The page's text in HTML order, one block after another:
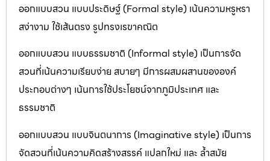
ออกแบบสวน แบบประดิษฐ์ (Formal style) เน้นความหรูหรา
สง่างาม ใช้เส้นตรง รูปทรงเรขาคณิต
ออกแบบสวน แบบธรรมชาติ (Informal style) เป็นการจัด
สวนที่เน้นความเรียบง่าย สบายๆ มีการผสมผสานขององค์
ประกอบต่างๆ เน้นการใช้ประโยชน์จากภูมิประเทศ และ
ธรรมชาติ
ออกแบบสวน แบบจินตนาการ (Imaginative style) เป็นการ
จัดสวนที่เน้นความคิดสร้างสรรค์ แปลกใหม่ และ ล้ำสมัย